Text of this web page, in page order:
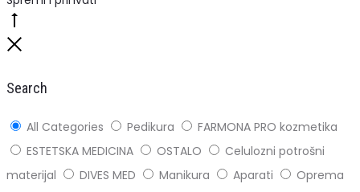
Search
All Categories Pedikura
FARMONA PRO kozmetika
ESTETSKA MEDICINA
OSTALO
Celulozni potrošni
materijal
DIVES MED Manikura Aparati
Oprema